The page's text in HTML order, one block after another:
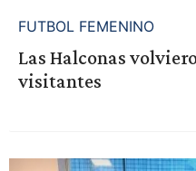
FUTBOL FEMENINO
Las Halconas
visitantes